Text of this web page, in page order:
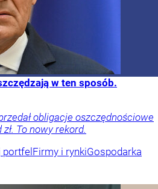
w ten sposób.
obligacje oszczędnościowe
To nowy rekord.
Firmy i rynkiGospodarka